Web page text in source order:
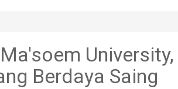
University,
Berdaya Saing